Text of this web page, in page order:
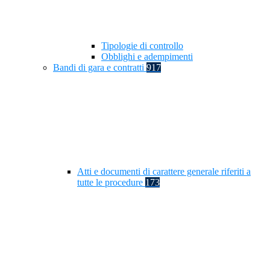
Tipologie di controllo
Obblighi e adempimenti
Bandi di gara e contratti 917
Atti e documenti di carattere generale riferiti a
tutte le procedure 173